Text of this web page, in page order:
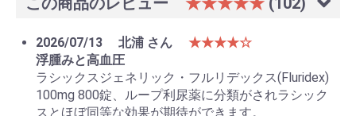
2026/07/13 北浦 さん
★★★★☆
浮腫みと高血圧
ラシックスジェネリック・フルリデックス(Fluridex)
100mg 800錠、ループ利尿薬に分類がされラシック
スとほぼ同等な効果が期待ができます。